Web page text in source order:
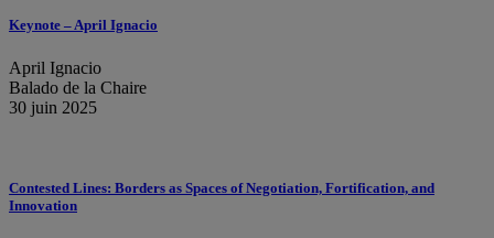
Keynote – April Ignacio
April Ignacio
Balado de la Chaire
30 juin 2025
Contested Lines: Borders as Spaces of Negotiation, Fortification, and
Innovation